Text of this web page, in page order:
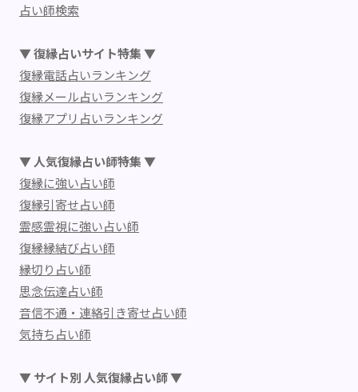
占い師検索
▼ 復縁占いサイト特集 ▼
復縁電話占いランキング
復縁メール占いランキング
復縁アプリ占いランキング
▼ 人気復縁占い師特集 ▼
復縁に強い占い師
復縁引寄せ占い師
霊感霊視に強い占い師
復縁縁結び占い師
縁切り占い師
思念伝達占い師
音信不通・連絡引き寄せ占い師
気持ち占い師
▼ サイト別 人気復縁占い師 ▼